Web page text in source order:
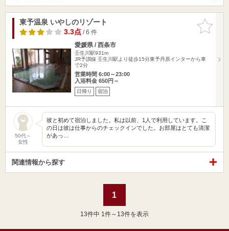
お気に入
りに追加
東予温泉 いやしのリゾート
3.3点/ 6 件
愛媛県 / 西条市
壬生川駅931m
JR予讃線 壬生川駅より徒歩15分東予丹原インターから車
で2分
営業時間 6:00～23:00
入浴料金 650円～
日帰り 宿泊
50代～
女性
彼と初めて宿泊しました。私は以前、1人で利用しています。こ
の日は彼は仕事からのチェックインでした。お部屋はとても清潔
があっ…
関連情報から探す
1
13件中 1件～13件を表示